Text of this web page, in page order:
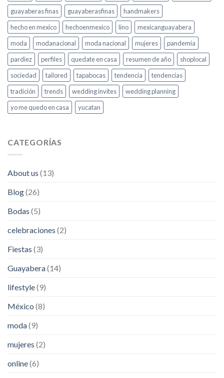
guayaberas finas
guayaberasfinas
handmakers
hecho en mexico
hechoenmexico lino
mexicanguayabera
moda
modanacional moda nacional mujeres
pandemia
pardiez
perfiles quedate en casa resumen de año
shoplocal
sociedad
tailored tapabocas tendencia
tendencias
tradición
trends wedding invites
wedding planning
yo me quedo en casa
yucatan
CATEGORÍAS
About us (13)
Blog(26)
Bodas (5)
celebraciones (2)
Fiestas (3)
Guayabera(14)
lifestyle(9)
México (8)
moda(9)
mujeres (2)
online(6)